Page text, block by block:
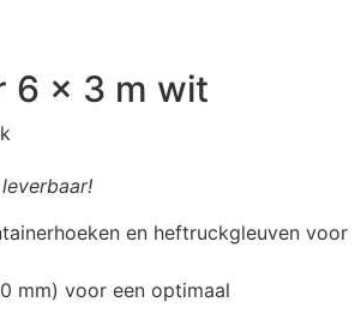
6 x 3 m wit
en heftruckgleuven voor
mm) voor een optimaal